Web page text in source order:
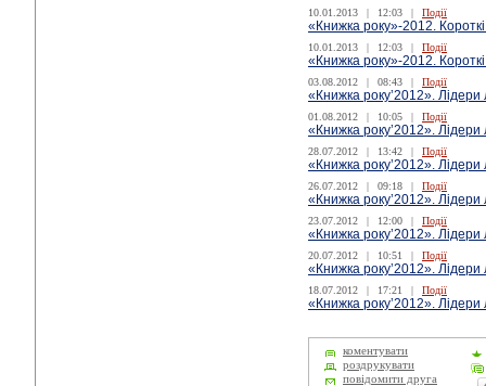
10.01.2013 | 12:03 | Події
«Книжка року»-2012.
10.01.2013 | 12:03 | Події
«Книжка року»-2012.
03.08.2012 | 08:43 | Події
«Книжка року’2012».
01.08.2012 | 10:05 | Події
«Книжка року’2012». Лідери
28.07.2012 | 13:42 | Події
«Книжка року’2012».
26.07.2012 | 09:18 | Події
«Книжка року’2012». Лідери
23.07.2012 | 12:00 | Події
«Книжка року’2012». Лідери
20.07.2012 | 10:51 | Події
«Книжка року’2012». Лідери
18.07.2012 | 17:21 | Події
«Книжка року’2012». Лідери
коментувати
роздрукувати
повідомити друга